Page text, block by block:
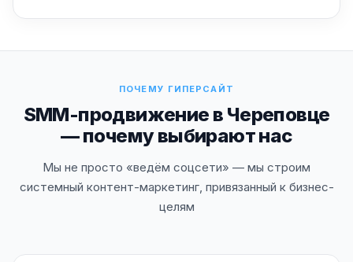
ПОЧЕМУ ГИПЕРСАЙТ
SMM-продвижение в Череповце
— почему выбирают нас
Мы не просто «ведём соцсети» — мы строим
системный контент-маркетинг, привязанный к бизнес-
целям